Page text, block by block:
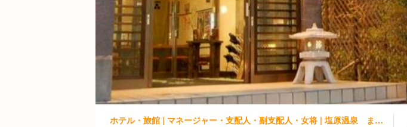
ホテル・旅館 | マネージャー・支配人・副支配人・女将 | 塩原温泉 ますだや